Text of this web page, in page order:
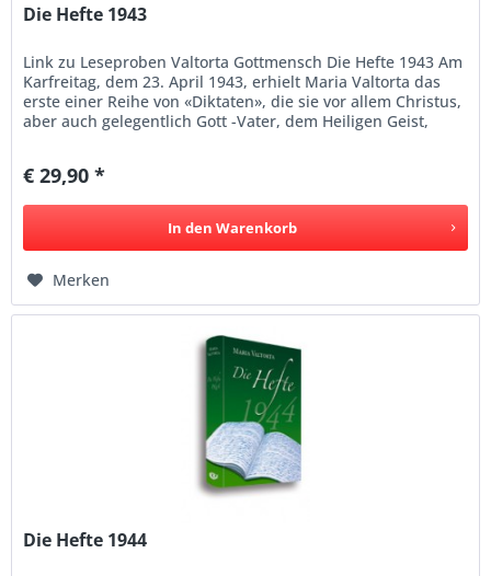
Die Hefte 1943
Link zu Leseproben Valtorta Gottmensch Die Hefte 1943 Am
Karfreitag, dem 23. April 1943, erhielt Maria Valtorta das
erste einer Reihe von «Diktaten», die sie vor allem Christus,
aber auch gelegentlich Gott -Vater, dem Heiligen Geist,
€ 29,90 *
In den Warenkorb
Merken
Die Hefte 1944